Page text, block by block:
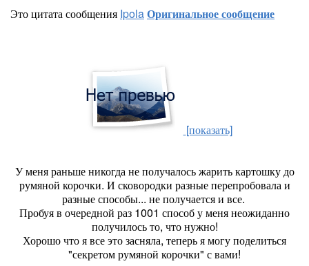
Это цитата сообщения IpolaОригинальное сообщение
[показать]
У меня раньше никогда не получалось жарить картошку до
румяной корочки. И сковородки разные перепробовала и
разные способы... не получается и все.
Пробуя в очередной раз 1001 способ у меня неожиданно
получилось то, что нужно!
Хорошо что я все это засняла, теперь я могу поделиться
"секретом румяной корочки" с вами!